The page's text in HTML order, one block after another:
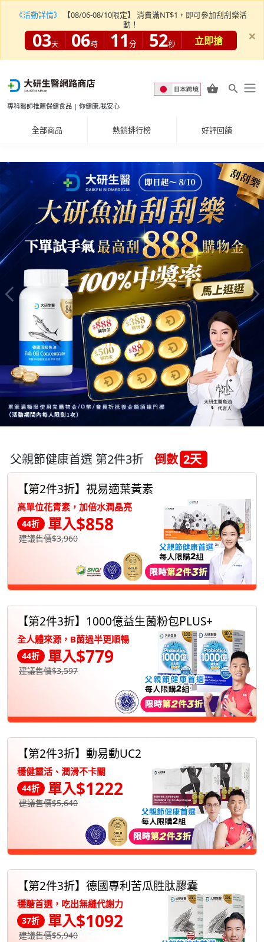
專科醫師推薦保健食品 | 你健康,我安心
全部商品 熱銷排行榜 好評回饋
父親節健康首選 第2件3折 倒數 2天
【第2件3折】視易適葉黃素
高單位花青素，加倍水潤晶亮
44折 單入$858
建議售價$3,960
【第2件3折】1000億益生菌粉包PLUS+
全人體來源，B菌過半更順暢
44折 單入$779
建議售價$3,597
【第2件3折】動易動UC2
穩健靈活、潤滑不卡關
44折 單入$1222
建議售價$5,640
【第2件3折】德國專利苦瓜胜肽膠囊
穩醣首選，吃出無縫代謝力
37折 單入$1092
建議售價$5,940
《活動詳情》
【08/06-08/10限定】 消費滿NT$1，即可參加刮刮樂活
動！
03天 06時 11 分 50秒 立即搶 ×